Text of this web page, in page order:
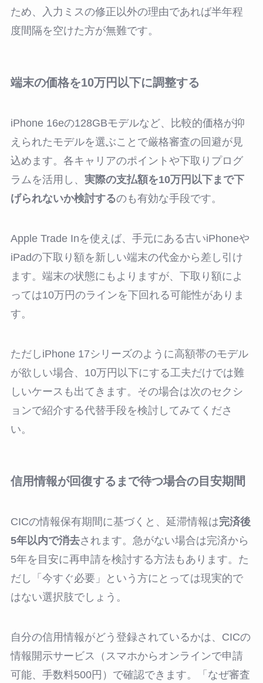
ため、入力ミスの修正以外の理由であれば半年程
度間隔を空けた方が無難です。
端末の価格を10万円以下に調整する
iPhone 16eの128GBモデルなど、比較的価格が抑
えられたモデルを選ぶことで厳格審査の回避が見
込めます。各キャリアのポイントや下取りプログ
ラムを活用し、 実際の支払額を10万円以下まで下
げられないか検討するのも有効な手段です。
Apple Trade Inを使えば、手元にある古いiPhoneや
iPadの下取り額を新しい端末の代金から差し引け
ます。端末の状態にもよりますが、下取り額によ
っては10万円のラインを下回れる可能性がありま
す。
ただしiPhone 17シリーズのように高額帯のモデル
が欲しい場合、10万円以下にする工夫だけでは難
しいケースも出てきます。その場合は次のセクシ
ョンで紹介する代替手段を検討してみてくださ
い。
信用情報が回復するまで待つ場合の目安期間
CICの情報保有期間に基づくと、延滞情報は完済後
5年以内で消去されます。急がない場合は完済から
5年を目安に再申請を検討する方法もあります。た
だし「今すぐ必要」という方にとっては現実的で
はない選択肢でしょう。
自分の信用情報がどう登録されているかは、CICの
情報開示サービス（スマホからオンラインで申請
可能、手数料500円）で確認できます。「なぜ審査